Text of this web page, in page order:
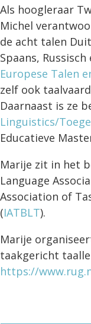
Als hoogleraar
Michel
de acht talen
Spaans,
Europese Talen
zelf ook
Daarnaast is ze
Linguistics/
Educatieve
Marije zit in het
Language
Association of
(IATBLT).
Marije
taakgericht
https://